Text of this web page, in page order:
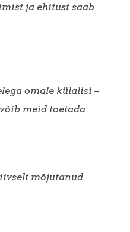
ja ehitust saab
omale külalisi –
meid toetada
mõjutanud